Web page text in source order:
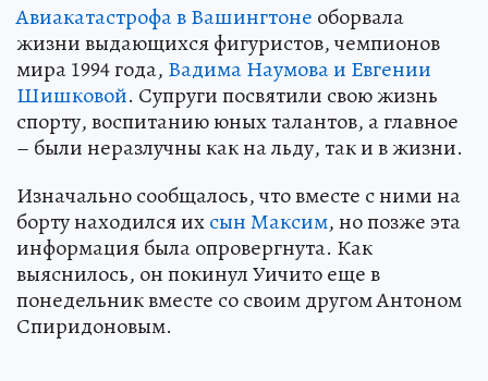
Авиакатастрофа в Вашингтоне оборвала
жизни выдающихся фигуристов, чемпионов
мира 1994 года, Вадима Наумова и Евгении
Шишковой. Супруги посвятили свою жизнь
спорту, воспитанию юных талантов, а главное
– были неразлучны как на льду, так и в жизни.
Изначально сообщалось, что вместе с ними на
борту находился ихсын Максим, но позже эта
информация была опровергнута. Как
выяснилось, он покинул Уичито еще в
понедельник вместе со своим другом Антоном
Спиридоновым.